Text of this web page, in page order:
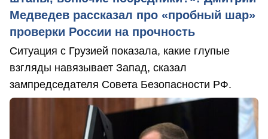
Медведев рассказал про «пробный шар»
проверки России на прочность
Ситуация с Грузией показала, какие глупые
взгляды навязывает Запад, сказал
зампредседателя Совета Безопасности РФ.